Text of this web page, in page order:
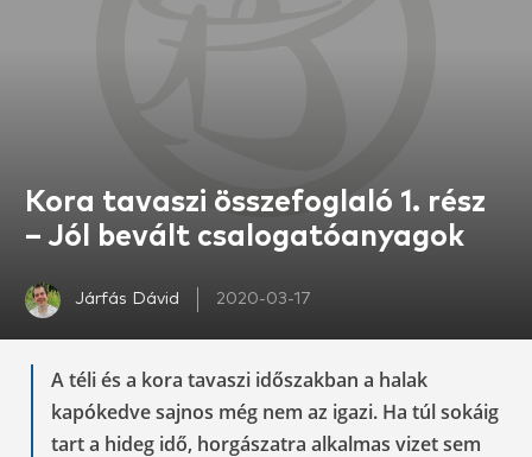
Kora tavaszi összefoglaló 1. rész
– Jól bevált csalogatóanyagok
Járfás Dávid 2020-03-17
A téli és a kora tavaszi időszakban a halak
kapókedve sajnos még nem az igazi. Ha túl sokáig
tart a hideg idő, horgászatra alkalmas vizet sem